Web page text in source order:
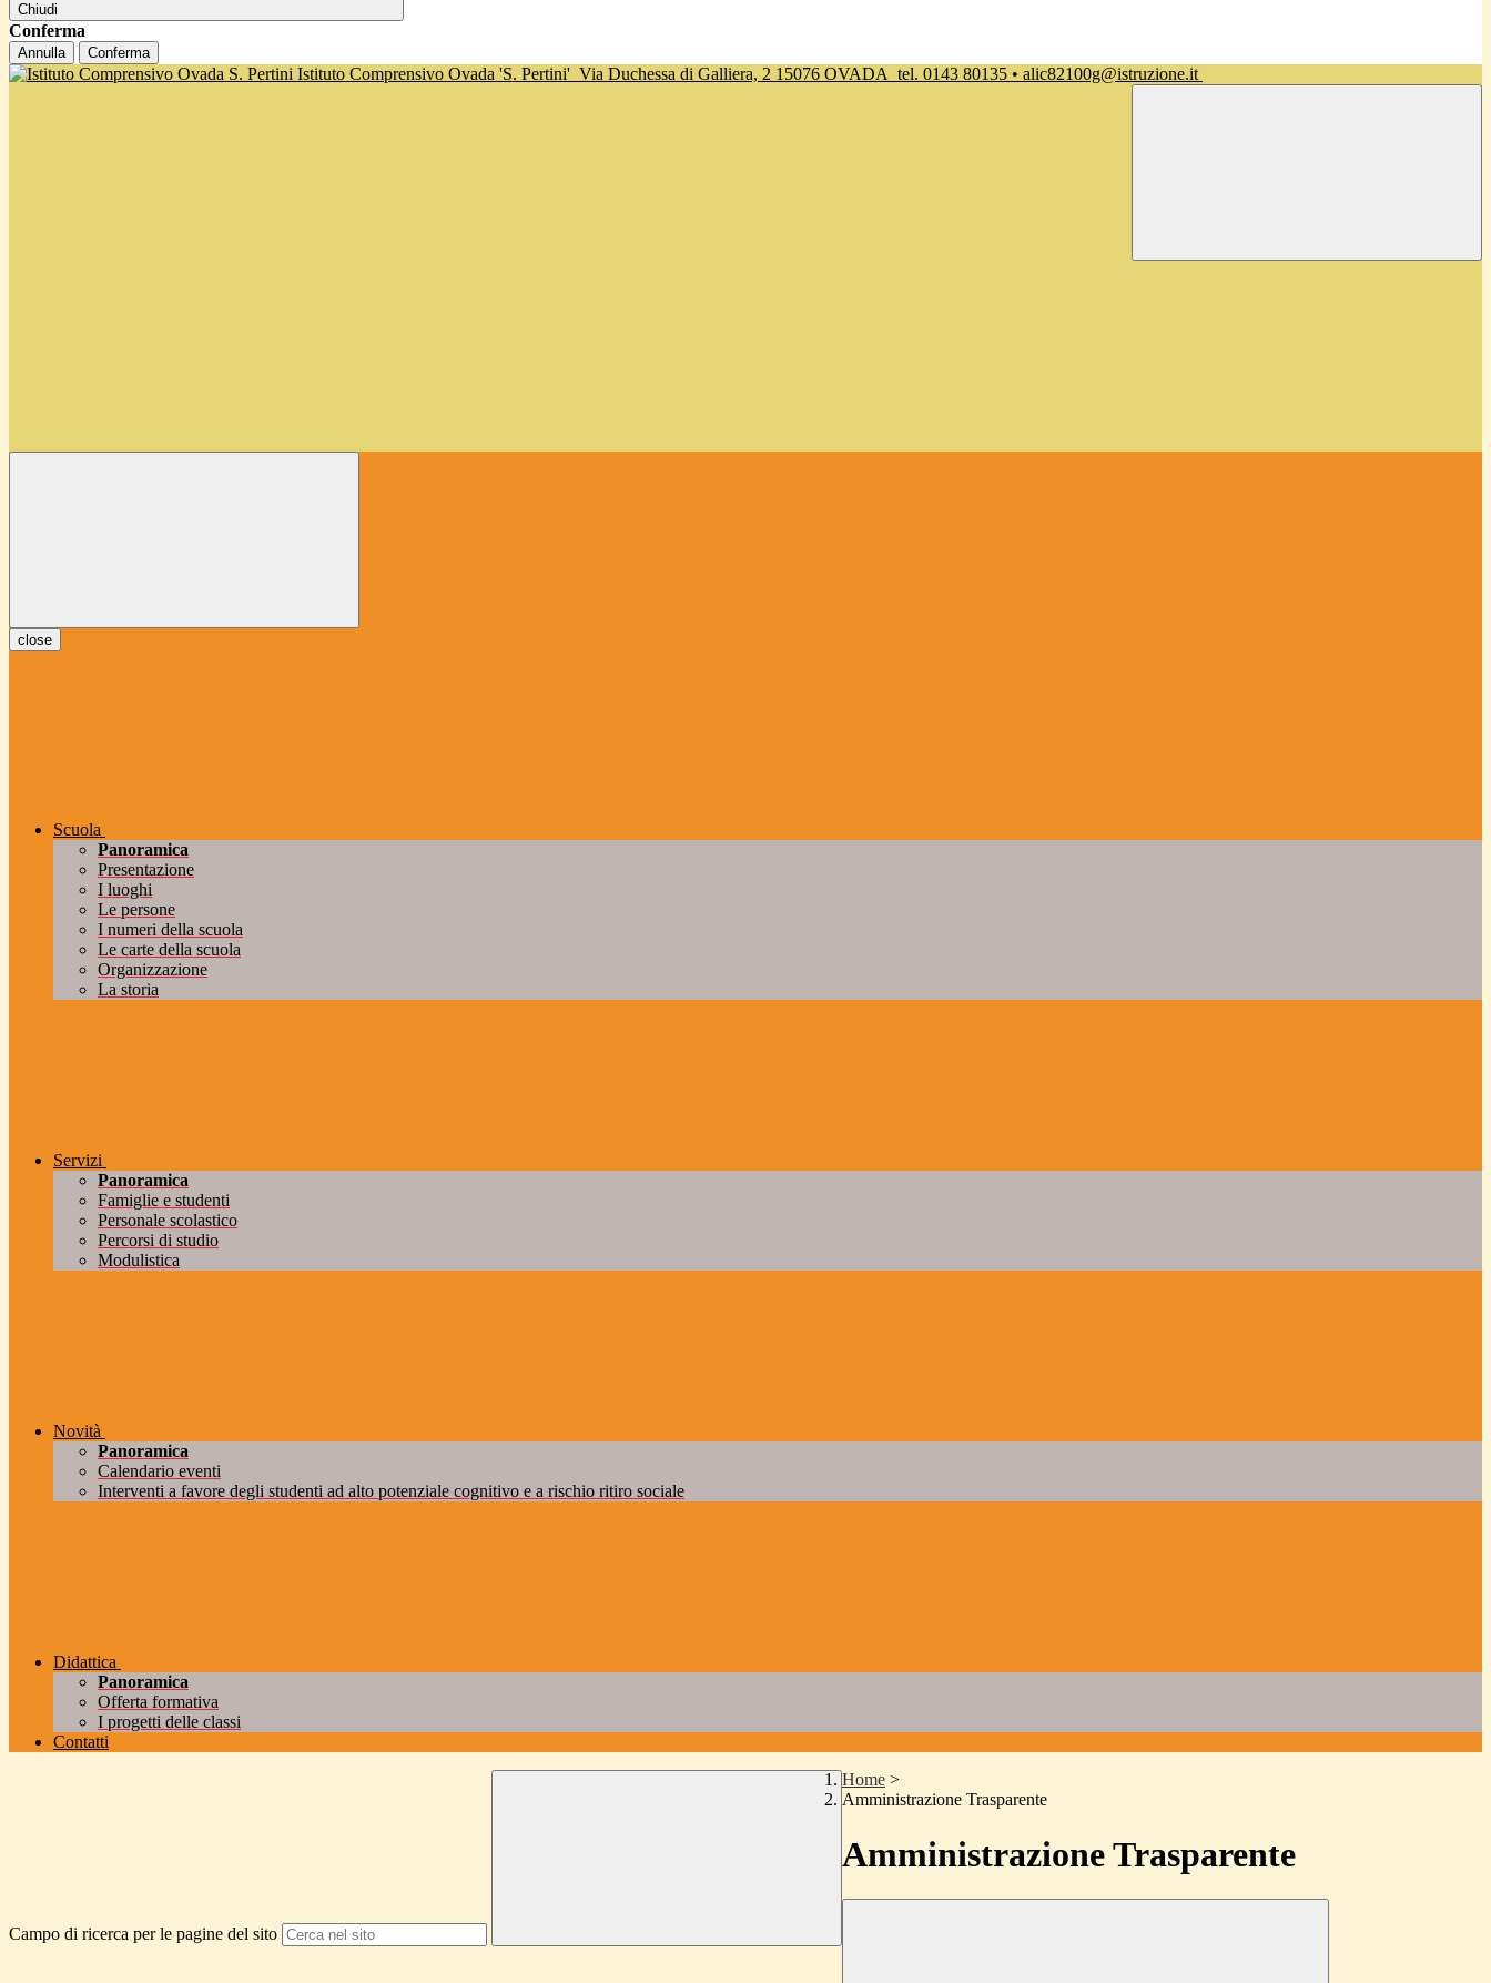
Chiudi
Conferma
Annulla Conferma
Istituto Comprensivo Ovada 'S. Pertini' Via Duchessa di Galliera, 2 15076 OVADA tel. 0143 80135 • alic82100g@istruzione.it
close
Scuola
Panoramica
Presentazione
I luoghi
Le persone
I numeri della scuola
Le carte della scuola
Organizzazione
La storia
Servizi
Panoramica
Famiglie e studenti
Personale scolastico
Percorsi di studio
Modulistica
Novità
Panoramica
Calendario eventi
Interventi a favore degli studenti ad alto potenziale cognitivo e a rischio ritiro sociale
Didattica
Panoramica
Offerta formativa
I progetti delle classi
Contatti
Campo di ricerca per le pagine del sito
Home >
Amministrazione Trasparente
Amministrazione Trasparente